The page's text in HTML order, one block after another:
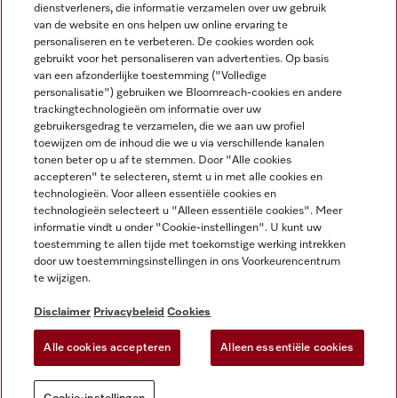
Disclaimer
Algemene voorwaarden en informatie
Privacybeleid
Gebruiksvoorwaarden
Toegankelijkheidsverklaring
Digital Services Act
Cookie-instellingen
Miele op Instagram
Miele op Facebook
Miele op Youtube
dienstverleners, die informatie verzamelen over uw gebruik
van de website en ons helpen uw online ervaring te
personaliseren en te verbeteren. De cookies worden ook
gebruikt voor het personaliseren van advertenties. Op basis
van een afzonderlijke toestemming ("Volledige
personalisatie") gebruiken we Bloomreach-cookies en andere
trackingtechnologieën om informatie over uw
gebruikersgedrag te verzamelen, die we aan uw profiel
toewijzen om de inhoud die we u via verschillende kanalen
tonen beter op u af te stemmen. Door "Alle cookies
accepteren" te selecteren, stemt u in met alle cookies en
technologieën. Voor alleen essentiële cookies en
technologieën selecteert u "Alleen essentiële cookies". Meer
informatie vindt u onder "Cookie-instellingen". U kunt uw
toestemming te allen tijde met toekomstige werking intrekken
door uw toestemmingsinstellingen in ons Voorkeurencentrum
te wijzigen.
Disclaimer Privacybeleid Cookies
Alle cookies accepteren Alleen essentiële cookies